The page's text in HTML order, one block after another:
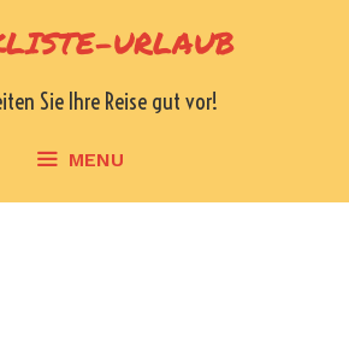
URLAUB
Sie Ihre Reise gut vor!
MENU